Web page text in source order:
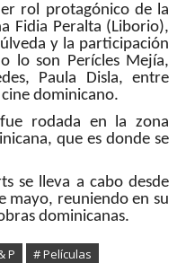
rol protagónico de la
Fidia Peralta (Liborio),
y la participación
lo son Perícles Mejía,
Paula Disla, entre
dominicano.
rodada en la zona
que es donde se
se lleva a cabo desde
mayo, reuniendo en su
dominicanas.
P # Películas